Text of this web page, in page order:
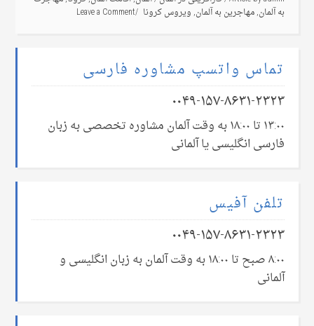
به آلمان,مهاجرین به آلمان,ویروس کرونا Leave a Comment
تماس واتسپ مشاوره فارسی
۰۰۴۹-۱۵۷-۸۶۳۱-۲۳۲۳
۱۳:۰۰ تا ۱۸:۰۰ به وقت آلمان مشاوره تخصصی به زبان
فارسی انگلیسی یا آلمانی
تلفن آفیس
۰۰۴۹-۱۵۷-۸۶۳۱-۲۳۲۳
۸:۰۰ صبح تا ۱۸:۰۰ به وقت آلمان به زبان انگلیسی و
آلمانی